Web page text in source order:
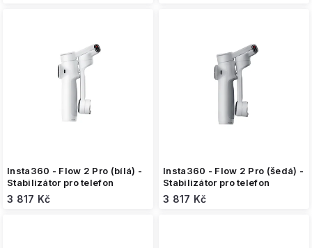
Insta360 - Flow 2 Pro (bílá) -
Stabilizátor pro telefon
3 817 Kč
Insta360 - Flow 2 Pro (šedá) -
Stabilizátor pro telefon
3 817 Kč